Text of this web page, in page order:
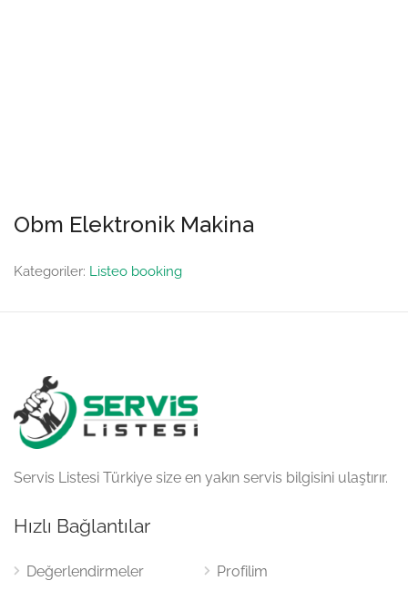
Obm Elektronik Makina
Kategoriler: Listeo booking
Servis Listesi Türkiye size en yakın servis bilgisini ulaştırır.
Hızlı Bağlantılar
Değerlendirmeler Profilim